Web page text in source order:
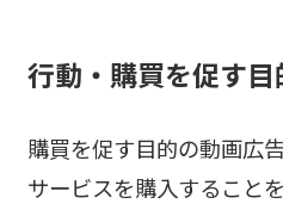
行動・購買を促す目
購買を促す目的の動画広
サービスを購入すること